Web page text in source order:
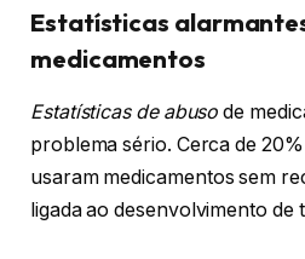
Estatísticas
medicamentos
Estatísticas de abuso de
problema sério. Cerca de
usaram medicamentos sem
ligada ao desenvolvimento